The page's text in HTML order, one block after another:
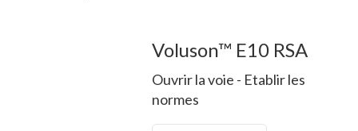
Voluson™ E10 RSA
Ouvrir la voie - Etablir les
normes